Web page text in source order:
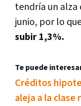
tendrí­a un alza
junio, por lo
subir 1,3%.
Te puede
Créditos
aleja a la